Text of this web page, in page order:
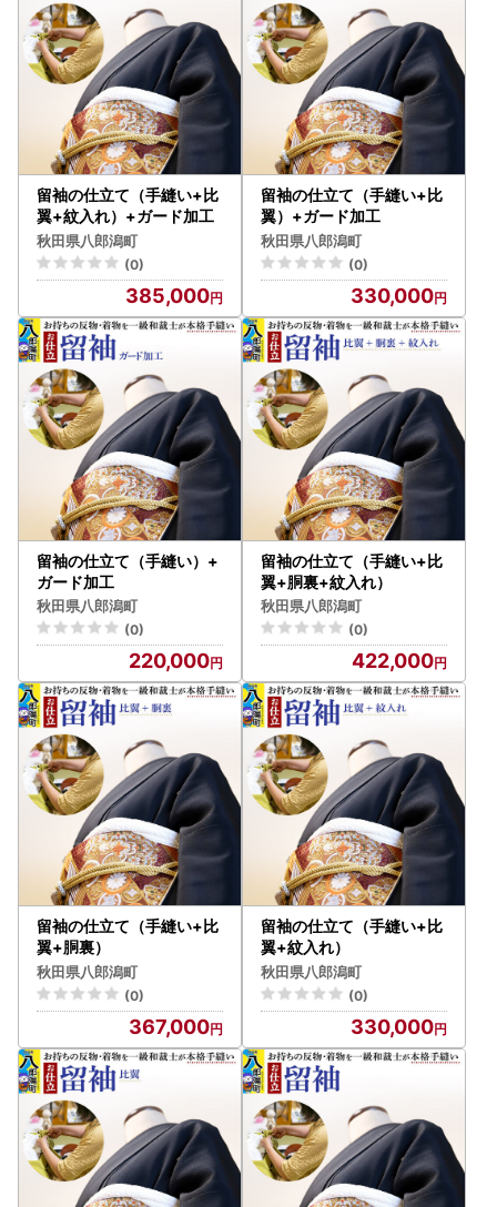
留袖の仕立て（手縫い+比
翼+紋入れ）+ガード加工
秋田県八郎潟町
(0)
385,000
留袖の仕立て（手縫い+比
翼）+ガード加工
秋田県八郎潟町
(0)
330,000
留袖の仕立て（手縫い）+
ガード加工
秋田県八郎潟町
(0)
220,000
留袖の仕立て（手縫い+比
翼+胴裏+紋入れ）
秋田県八郎潟町
(0)
422,000
留袖の仕立て（手縫い+比
翼+胴裏）
秋田県八郎潟町
(0)
367,000
留袖の仕立て（手縫い+比
翼+紋入れ）
秋田県八郎潟町
(0)
330,000